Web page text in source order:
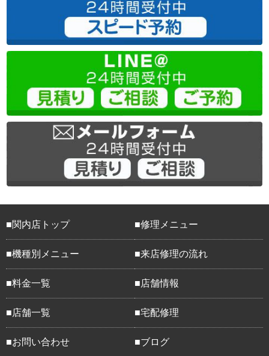
関内店トップ 修理メニュー
機種別メニュー 来店修理の流れ
料金一覧 店舗情報
店舗一覧 宅配修理
お問い合わせ ブログ